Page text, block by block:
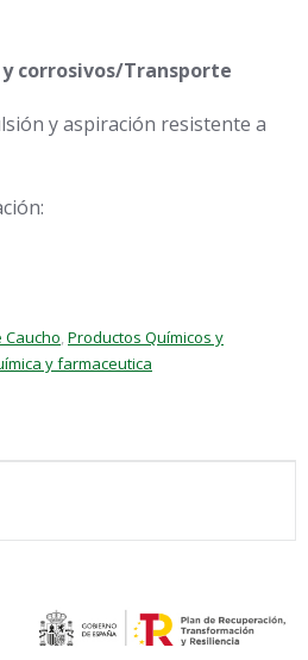
corrosivos/Transporte
y aspiración resistente a
, Productos Químicos y
y farmaceutica